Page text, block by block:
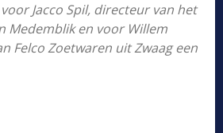
Jacco Spil, directeur van het
Medemblik en voor Willem
Felco Zoetwaren uit Zwaag een